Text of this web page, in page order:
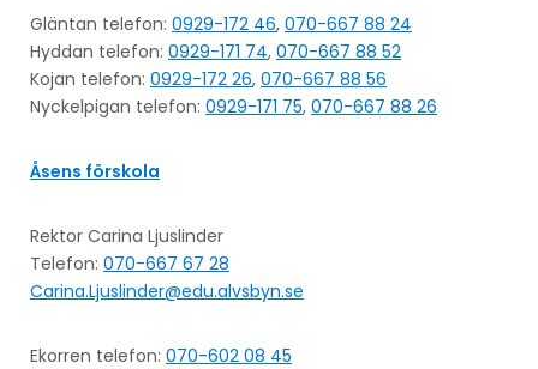
Gläntan telefon: 0929-172 46, 070-667 88 24
Hyddan telefon: 0929-171 74, 070-667 88 52
Kojan telefon: 0929-172 26, 070-667 88 56
Nyckelpigan telefon: 0929-171 75, 070-667 88 26
Åsens förskola
Rektor Carina Ljuslinder
Telefon: 070-667 67 28
Carina.Ljuslinder@edu.alvsbyn.se
Ekorren telefon: 070-602 08 45